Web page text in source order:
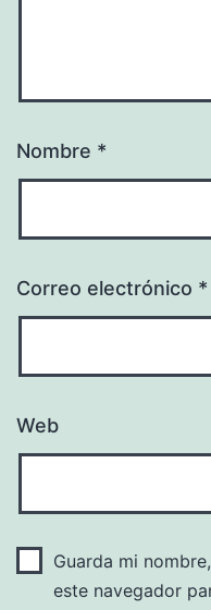
Nombre *
Correo electrónico *
Web
Guarda mi
este navegador